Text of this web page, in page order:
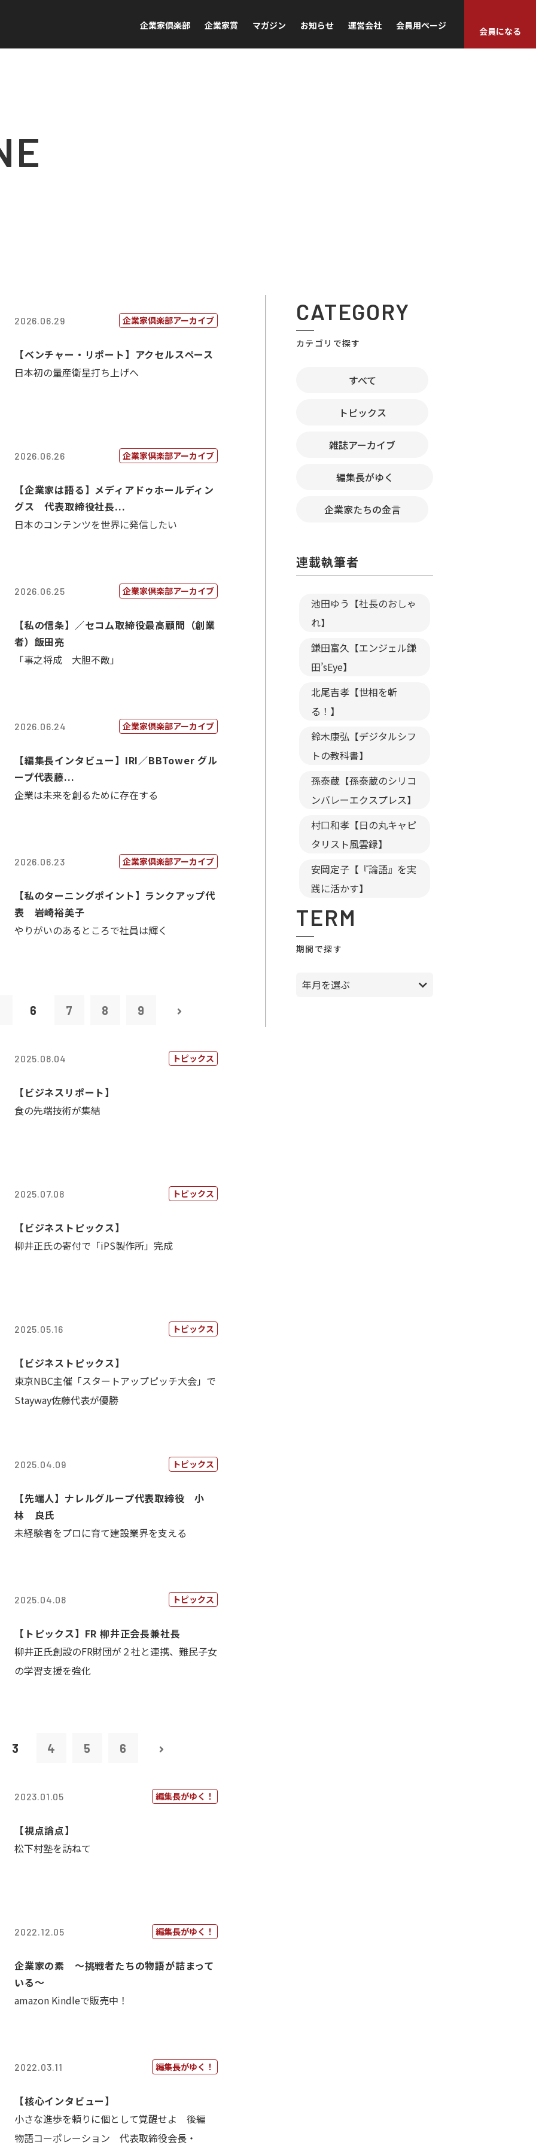
企業家倶楽部 企業家賞 マガジン お知らせ 運営会社 会員用ページ
会員になる
2026.06.29 企業家倶楽部アーカイブ
【ベンチャー・リポート】アクセルスペース
日本初の量産衛星打ち上げへ
2026.06.26 企業家倶楽部アーカイブ
【企業家は語る】メディアドゥホールディン
グス 代表取締役社長...
日本のコンテンツを世界に発信したい
2026.06.25 企業家倶楽部アーカイブ
【私の信条】／セコム取締役最高顧問（創業
者）飯田亮
「事之将成 大胆不敵」
2026.06.24 企業家倶楽部アーカイブ
【編集長インタビュー】IRI／BBTower グル
ープ代表藤...
企業は未来を創るために存在する
2026.06.23 企業家倶楽部アーカイブ
【私のターニングポイント】ランクアップ代
表 岩崎裕美子
やりがいのあるところで社員は輝く
6 7 8 9
2025.08.04 トピックス
【ビジネスリポート】
食の先端技術が集結
2025.07.08 トピックス
【ビジネストピックス】
柳井正氏の寄付で「iPS製作所」完成
2025.05.16 トピックス
【ビジネストピックス】
東京NBC主催「スタートアップピッチ大会」で
Stayway佐藤代表が優勝
2025.04.09 トピックス
【先端人】ナレルグループ代表取締役 小
林 良氏
未経験者をプロに育て建設業界を支える
2025.04.08 トピックス
【トピックス】FR 柳井正会長兼社長
柳井正氏創設のFR財団が２社と連携、難民子女
の学習支援を強化
3 4 5 6
2023.01.05 編集長がゆく！
【視点論点】
松下村塾を訪ねて
2022.12.05 編集長がゆく！
企業家の素 〜挑戦者たちの物語が詰まって
いる〜
amazon Kindleで販売中！
2022.03.11 編集長がゆく！
【核心インタビュー】
小さな進歩を頼りに個として覚醒せよ 後編
物語コーポレーション 代表取締役会長・
CATEGORY
カテゴリで探す
すべて
トピックス
雑誌アーカイブ
編集長がゆく
企業家たちの金言
連載執筆者
池田ゆう【社長のおしゃ
れ】
鎌田富久【エンジェル鎌
田’sEye】
北尾吉孝【世相を斬
る！】
鈴木康弘【デジタルシフ
トの教科書】
孫泰蔵【孫泰蔵のシリコ
ンバレーエクスプレス】
村口和孝【日の丸キャピ
タリスト風雲録】
安岡定子【『論語』を実
践に活かす】
TERM
期間で探す
年月を選ぶ